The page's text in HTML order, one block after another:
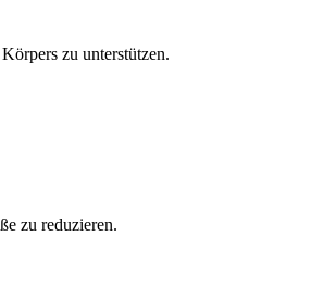
zu unterstützen.
zu reduzieren.